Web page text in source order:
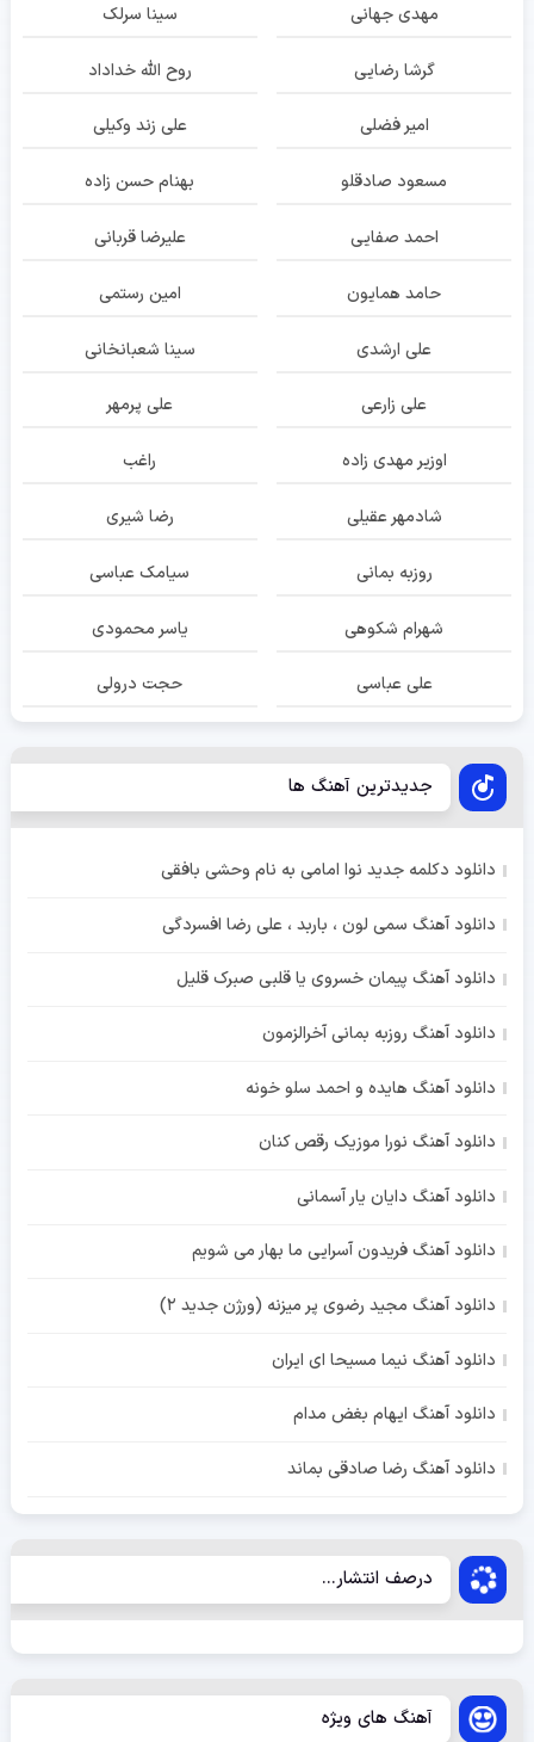
مهدی جهانی سینا سرلک
گرشا رضایی روح الله خداداد
امیر فضلی علی زند وکیلی
مسعود صادقلو بهنام حسن زاده
احمد صفایی علیرضا قربانی
حامد همایون امین رستمی
علی ارشدی سینا شعبانخانی
علی زارعی علی پرمهر
اوزیر مهدی زاده راغب
شادمهر عقیلی رضا شیری
روزبه بمانی سیامک عباسی
شهرام شکوهی یاسر محمودی
علی عباسی حجت درولی
جدیدترین آهنگ ها
دانلود دکلمه جدید نوا امامی به نام وحشی بافقی
دانلود آهنگ سمی لون ، باربد ، علی رضا افسردگی
دانلود آهنگ پیمان خسروی یا قلبی صبرک قلیل
دانلود آهنگ روزبه بمانی آخرالزمون
دانلود آهنگ هایده و احمد سلو خونه
دانلود آهنگ نورا موزیک رقص کنان
دانلود آهنگ دایان یار آسمانی
دانلود آهنگ فریدون آسرایی ما بهار می شویم
دانلود آهنگ مجید رضوی پر میزنه (ورژن جدید 2)
دانلود آهنگ نیما مسیحا ای ایران
دانلود آهنگ ایهام بغض مدام
دانلود آهنگ رضا صادقی بماند
درصف انتشار...
آهنگ های ویژه